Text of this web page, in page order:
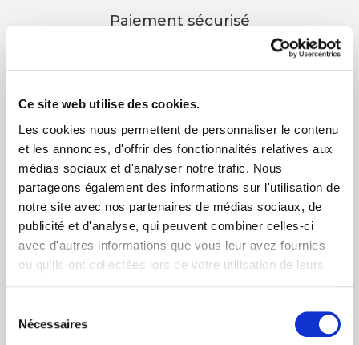
Ce site web utilise des cookies.
Les cookies nous permettent de personnaliser le contenu
et les annonces, d'offrir des fonctionnalités relatives aux
médias sociaux et d'analyser notre trafic. Nous
partageons également des informations sur l'utilisation de
notre site avec nos partenaires de médias sociaux, de
publicité et d'analyse, qui peuvent combiner celles-ci
avec d'autres informations que vous leur avez fournies
ou qu'ils ont collectées lors de votre utilisation de leurs
Nécessaires
Paiement sécurisé
Livraison rapide 48h
Via DPD ou colissimo